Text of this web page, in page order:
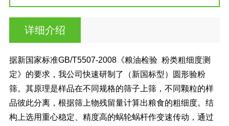
详细介绍
据新国家标准GB/T5507-2008《粮油检验 粉类粗细度测
定》的要求，我公司快速研制了（新国标型）圆形验粉
筛。其原理是样品在不同规格的筛子上筛，不同颗粒的样
品彼此分离，根据筛上物残留量计算出粮食的粗细度。结
构上选用重心稳定、精度高的蜗轮蜗杆作变速传动，通过